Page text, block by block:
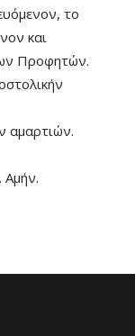
το
και
Προφητών.
αμαρτιών.
Αμήν.